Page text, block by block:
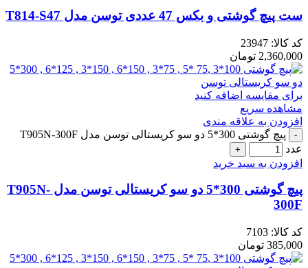
ست پیچ گوشتی و بکس 47 عددی توسن مدل T814-S47
کد کالا: 23947
2,360,000 تومان
برای مقایسه اضافه کنید
مشاهده سریع
افزودن به علاقه مندی
پیچ گوشتی 300*5 دو سو کریستالی توسن مدل T905N-300F
عدد
افزودن به سبد خرید
پیچ گوشتی 300*5 دو سو کریستالی توسن مدل T905N-
300F
کد کالا: 7103
385,000 تومان